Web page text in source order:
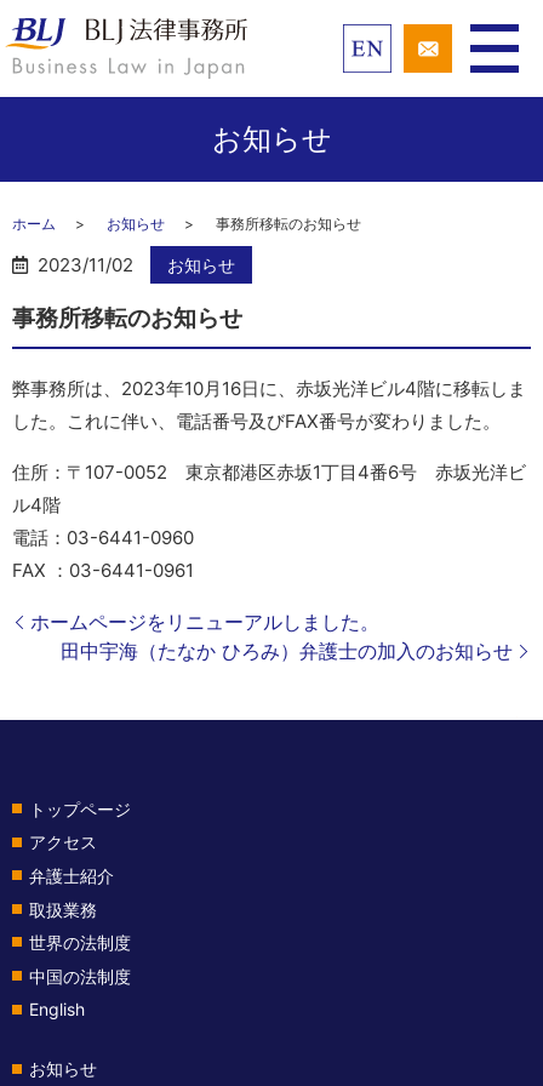
お知らせ
ホーム お知らせ 事務所移転のお知らせ
2023/11/02 お知らせ
事務所移転のお知らせ
弊事務所は、2023年10月16日に、赤坂光洋ビル4階に移転しま
した。これに伴い、電話番号及びFAX番号が変わりました。
住所：〒107-0052 東京都港区赤坂1丁目4番6号 赤坂光洋ビ
ル4階
電話：03-6441-0960
FAX ：03-6441-0961
ホームページをリニューアルしました。
田中宇海（たなか ひろみ）弁護士の加入のお知らせ
トップページ
アクセス
弁護士紹介
取扱業務
世界の法制度
中国の法制度
English
お知らせ